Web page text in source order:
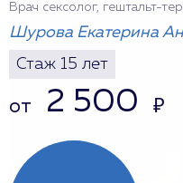
Врач сексолог, гештальт-
Шурова Екатерина
Стаж 15 лет
от 2 500 ₽